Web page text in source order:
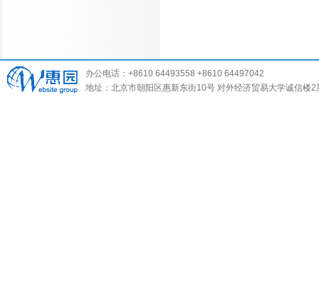
办公电话：+8610 64493558 +8610 64497042
地址：北京市朝阳区惠新东街10号 对外经济贸易大学诚信楼